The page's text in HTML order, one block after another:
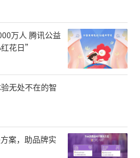
万人 腾讯公益
花日”
无处不在的智
案，助品牌实